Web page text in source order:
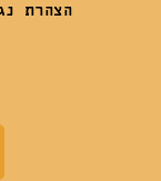
הצהרת